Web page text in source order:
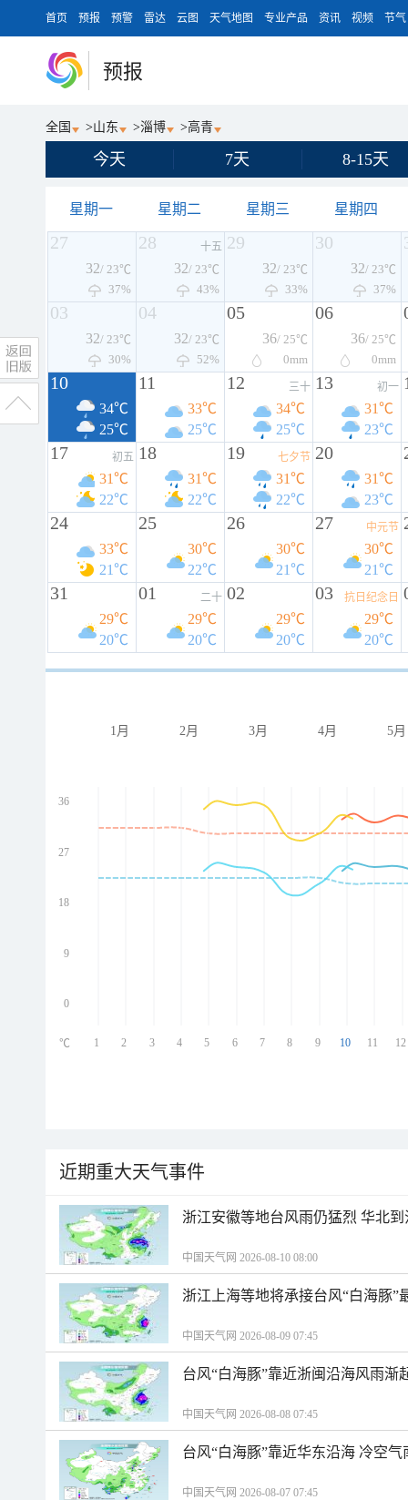
首页 预报 预警 雷达 云图 天气地图 专业产品 资讯 视频 节气
预报
全国 >山东 >淄博 >高青
今天 7天 8-15天
星期一 星期二 星期三 星期四
27
32/ 23℃
37%
28 十五
32/ 23℃
43%
29
32/ 23℃
33%
30
32/ 23℃
37%
03
32/ 23℃
30%
04
32/ 23℃
52%
05
36/ 25℃
0mm
06
36/ 25℃
0mm
10
34℃
25℃
11
33℃
25℃
12 三十
34℃
25℃
13 初一
31℃
23℃
17 初五
31℃
22℃
18
31℃
22℃
19 七夕节
31℃
22℃
20
31℃
23℃
24
33℃
21℃
25
30℃
22℃
26
30℃
21℃
27 中元节
30℃
21℃
31
29℃
20℃
01 二十
29℃
20℃
02
29℃
20℃
03 抗日纪念日
29℃
20℃
1月 2月 3月 4月 5月
36
27
18
9
0
1 2 3 4 5 6 7 8 9 10 11 12
℃
近期重大天气事件
浙江安徽等地台风雨仍猛烈 华北
中国天气网 2026-08-10 08:00
浙江上海等地将承接台风“白海豚”
中国天气网 2026-08-09 07:45
台风“白海豚”靠近浙闽沿海风雨渐
中国天气网 2026-08-08 07:45
台风“白海豚”靠近华东沿海 冷空
中国天气网 2026-08-07 07:45